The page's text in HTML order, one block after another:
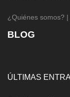
¿Quiénes somos? |
BLOG
ÚLTIMAS